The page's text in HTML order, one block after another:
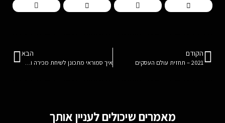
הקודם
2021 – תחזית עולם העסקים
הבא
איך סמוראי מתכונן לשיחת מכירה ומגדיל המרות
מאמרים שיכולים לעניין אותך